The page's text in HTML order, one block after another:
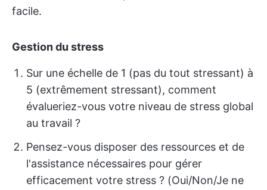
facile.
Gestion du stress
Sur une échelle de 1 (pas du tout stressant) à
5 (extrêmement stressant), comment
évalueriez-vous votre niveau de stress global
au travail ?
Pensez-vous disposer des ressources et de
l'assistance nécessaires pour gérer
efficacement votre stress ? (Oui/Non/Je ne